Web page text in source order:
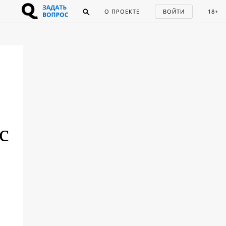
О ПРОЕКТЕ ВОЙТИ 18+